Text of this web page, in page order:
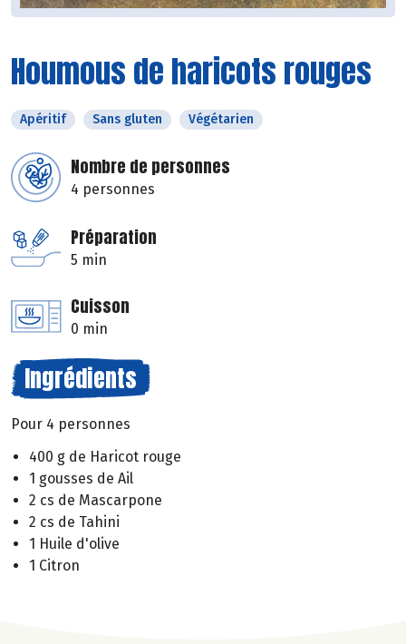
Houmous de haricots rouges
Apéritif Sans gluten Végétarien
Nombre de personnes
4 personnes
Préparation
5 min
Cuisson
0 min
Ingrédients
Pour 4 personnes
400 g de Haricot rouge
1 gousses de Ail
2 cs de Mascarpone
2 cs de Tahini
1 Huile d'olive
1 Citron